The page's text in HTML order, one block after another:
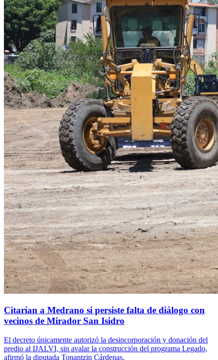
Citarían a Medrano si persiste falta de diálogo con
vecinos de Mirador San Isidro
El decreto únicamente autorizó la desincorporación y donación del
predio al IJALVI, sin avalar la construcción del programa Legado,
afirmó la diputada Tonantzin Cárdenas.